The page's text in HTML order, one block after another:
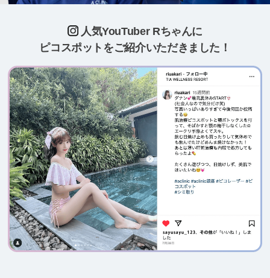
人気YouTuber Rちゃんに
ピコスポットをご紹介いただきました！